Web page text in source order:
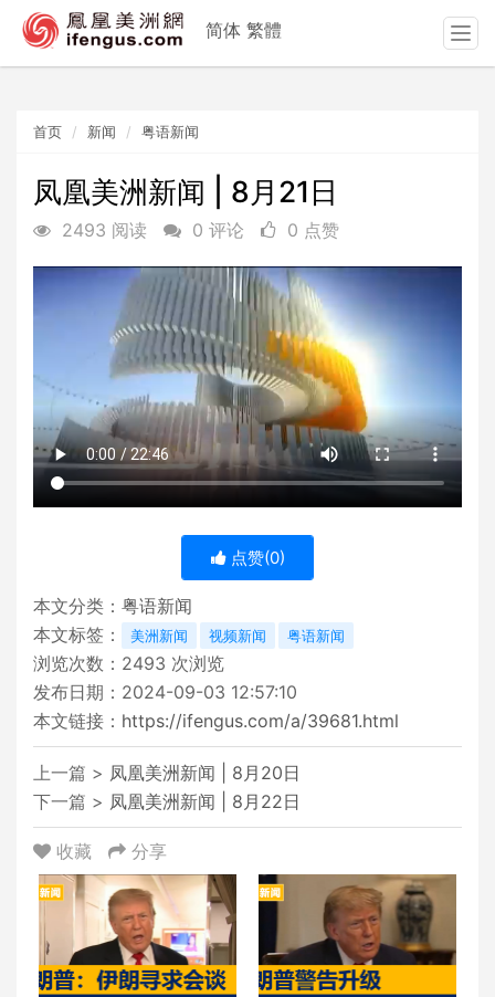
首页 新闻 粤语新闻
凤凰美洲新闻 | 8月21日
2493 阅读 0 评论 0 点赞
点赞(0)
本文分类： 粤语新闻
本文标签：
美洲新闻 视频新闻 粤语新闻
浏览次数： 2493 次浏览
发布日期：2024-09-03 12:57:10
本文链接： https://ifengus.com/a/39681.html
上一篇 > 凤凰美洲新闻 | 8月20日
下一篇 > 凤凰美洲新闻 | 8月22日
收藏 分享
简体 繁體
T
o